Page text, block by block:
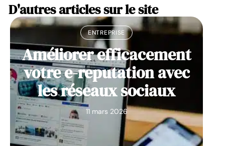
D'autres articles sur le site
ENTREPRISE
Améliorer efficacement
votre e-reputation avec
les réseaux sociaux
11 mars 2026